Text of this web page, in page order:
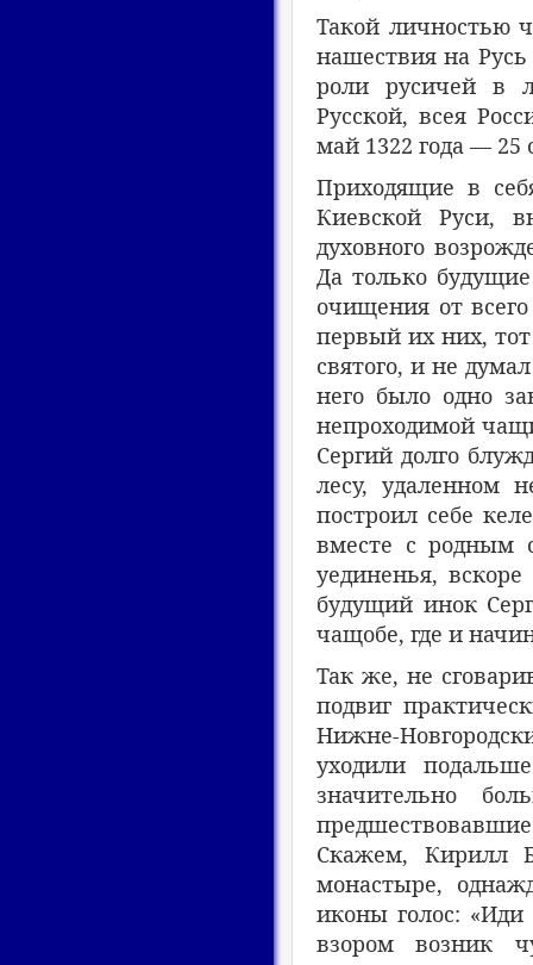
Такой личностью
нашествия на Русь
роли русичей в
Русской, всея
май 1322 года — 25
Приходящие в
Киевской Руси,
духовного
Да только
очищения от
первый их них,
святого, и не
него было одно
непроходимой
Сергий долго
лесу, удаленном
построил себе
вместе с родным
уединенья,
будущий инок
чащобе, где и
Так же, не
подвиг
Нижне-
уходили
значительно
Скажем, Кирилл
монастыре,
иконы голос:
взором возник